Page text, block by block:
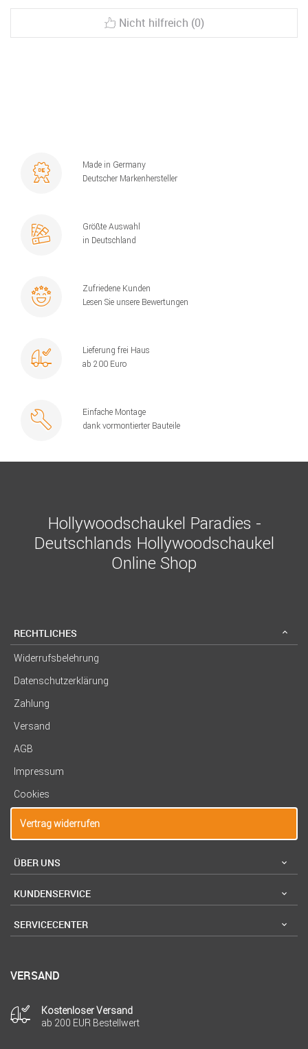
Nicht hilfreich (0)
Made in Germany
Deutscher Markenhersteller
Größte Auswahl
in Deutschland
Zufriedene Kunden
Lesen Sie unsere Bewertungen
Lieferung frei Haus
ab 200 Euro
Einfache Montage
dank vormontierter Bauteile
Hollywoodschaukel Paradies -
Deutschlands Hollywoodschaukel
Online Shop
RECHTLICHES
Widerrufsbelehrung
Datenschutzerklärung
Zahlung
Versand
AGB
Impressum
Cookies
Vertrag widerrufen
ÜBER UNS
KUNDENSERVICE
SERVICECENTER
VERSAND
Kostenloser Versand
ab 200 EUR Bestellwert